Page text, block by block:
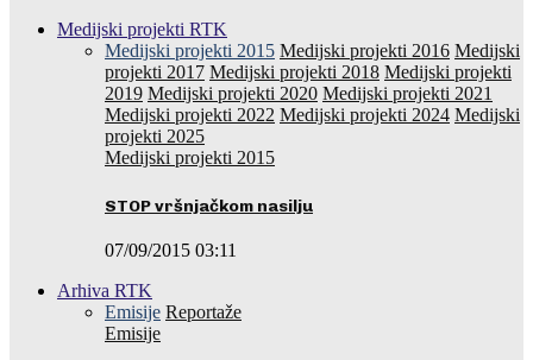
Medijski projekti RTK
Medijski projekti 2015 Medijski projekti 2016 Medijski
projekti 2017 Medijski projekti 2018 Medijski projekti
2019 Medijski projekti 2020 Medijski projekti 2021
Medijski projekti 2022 Medijski projekti 2024 Medijski
projekti 2025
Medijski projekti 2015
STOP vršnjačkom nasilju
07/09/2015 03:11
Arhiva RTK
Emisije Reportaže
Emisije